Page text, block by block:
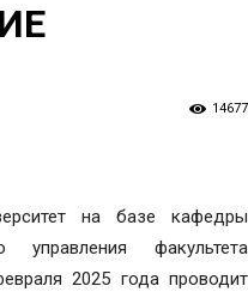
14677
на базе кафедры
управления факультета
2025 года проводит